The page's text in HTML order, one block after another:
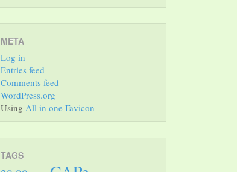
META
Log in
Entries feed
Comments feed
WordPress.org
Using All in one Favicon
TAGS